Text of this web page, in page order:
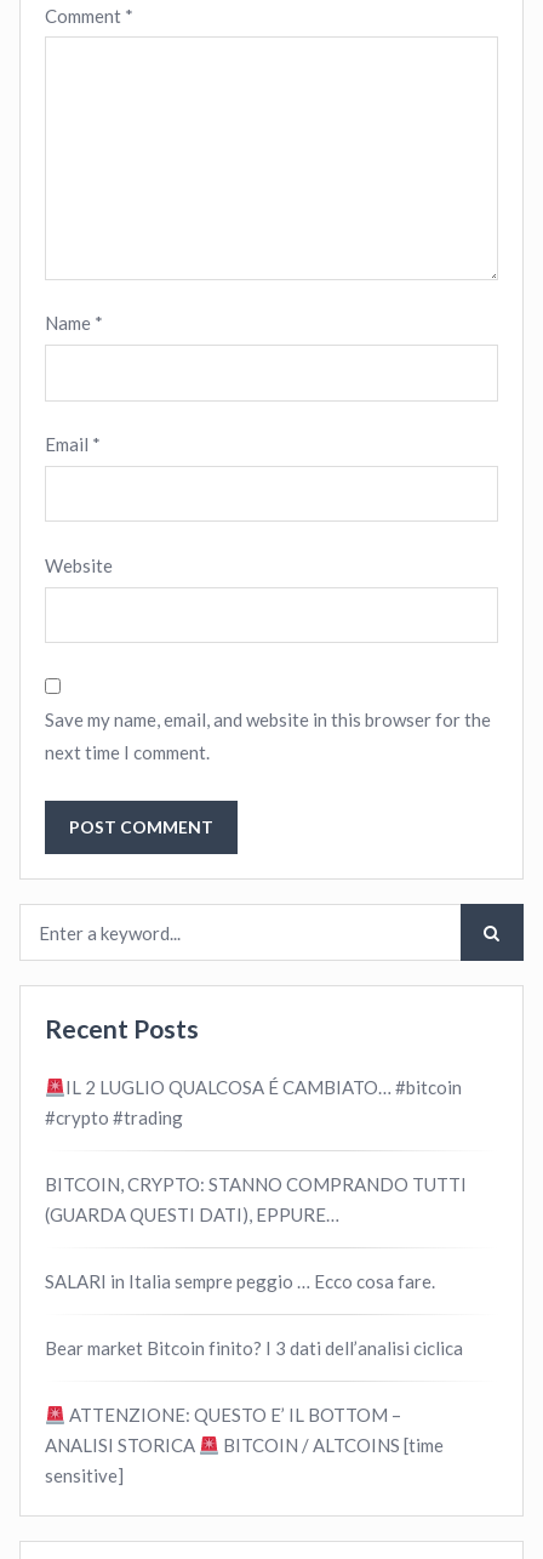
Comment *
Name *
Email *
Website
Save my name, email, and website in this browser for the
next time I comment.
Recent Posts
IL 2 LUGLIO QUALCOSA É CAMBIATO… #bitcoin
#crypto #trading
BITCOIN, CRYPTO: STANNO COMPRANDO TUTTI
(GUARDA QUESTI DATI), EPPURE…
SALARI in Italia sempre peggio … Ecco cosa fare.
Bear market Bitcoin finito? I 3 dati dell’analisi ciclica
ATTENZIONE: QUESTO E’ IL BOTTOM –
ANALISI STORICA
BITCOIN / ALTCOINS [time
sensitive]